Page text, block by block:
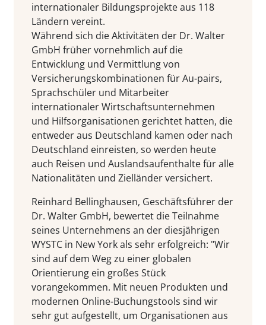
internationaler Bildungsprojekte aus 118
Ländern vereint.
Während sich die Aktivitäten der Dr. Walter
GmbH früher vornehmlich auf die
Entwicklung und Vermittlung von
Versicherungskombinationen für Au-pairs,
Sprachschüler und Mitarbeiter
internationaler Wirtschaftsunternehmen
und Hilfsorganisationen gerichtet hatten, die
entweder aus Deutschland kamen oder nach
Deutschland einreisten, so werden heute
auch Reisen und Auslandsaufenthalte für alle
Nationalitäten und Zielländer versichert.
Reinhard Bellinghausen, Geschäftsführer der
Dr. Walter GmbH, bewertet die Teilnahme
seines Unternehmens an der diesjährigen
WYSTC in New York als sehr erfolgreich: "Wir
sind auf dem Weg zu einer globalen
Orientierung ein großes Stück
vorangekommen. Mit neuen Produkten und
modernen Online-Buchungstools sind wir
sehr gut aufgestellt, um Organisationen aus